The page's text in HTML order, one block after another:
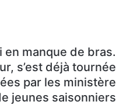
manque de bras.
s’est déjà tournée
par les ministère
jeunes saisonniers.